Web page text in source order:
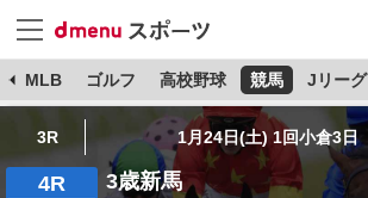
MLB ゴルフ 高校野球 競馬 Jリーグ
3R 1月24日(土) 1回小倉3日
4R 3歳新馬